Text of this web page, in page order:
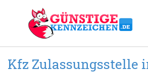
springen
Kfz Zulassungsstelle